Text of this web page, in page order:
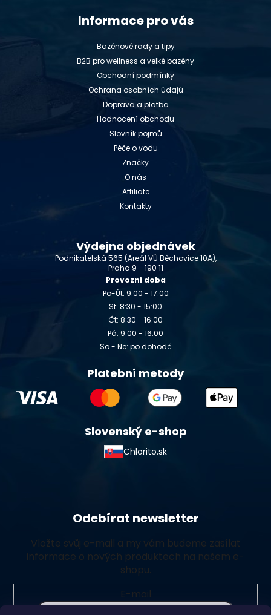
Informace pro vás
Bazénové rady a tipy
B2B pro wellness a velké bazény
Obchodní podmínky
Ochrana osobních údajů
Doprava a platba
Hodnocení obchodu
Slovník pojmů
Péče o vodu
Značky
O nás
Affiliate
Kontakty
Výdejna objednávek
Podnikatelská 565 (Areál VÚ Běchovice 10A),
Praha 9 - 190 11
Provozní doba
Po-Út: 9:00 - 17:00
St: 8:30 - 15:00
Čt: 8:30 - 16:00
Pá: 9:00 - 16:00
So - Ne: po dohodě
Platební metody
Slovenský e-shop
Chlorito.sk
Odebírat newsletter
Vložte svůj e-mail a my vám budeme zasílat
informace o nových produktech na našem e-
shopu.
E-mail